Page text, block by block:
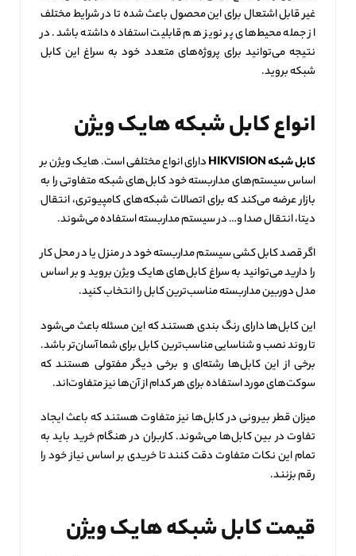
غیر قابل اشتعال برای این محصول باعث شده تا در شرایط مختلف
از جمله محیط‌های پر نویز هم قابلیت استفاده داشته باشد. در
نتیجه می‌توانید برای پروژه‌های متعدد خود به سراغ این کابل
شبکه بروید.
انواع کابل شبکه هایک ویژن
کابل شبکهHIKVISIONدارای انواع مختلفی است. هایک ویژن بر
اساس سیستم‌های مداربسته خود کابل‌های شبکه متفاوتی را به
بازار عرضه می‌کند که برای اتصالات شبکه‌های کامپیوتری، انتقال
دیتا، انتقال صدا و… در سیستم مداربسته استفاده می‌شوند.
اگر قصد کابل کشی سیستم مداربسته خود در منزل یا در محل کار
را دارید می‌توانید به سراغ کابل‌های هایک ویژن بروید و بر اساس
مدل دوربین مداربسته مناسب‌ترین کابل را انتخاب کنید.
این کابل‌ها دارای رنگ بندی هستند که این مسئله باعث می‌شود
تا روند نصب و شناسایی مناسب‌ترین کابل برای شما آسان‌تر باشد.
برخی از این کابل‌ها رشته‌ای و برخی دیگر مفتولی هستند که
سوکت‌های مورد استفاده برای هر کدام از آن‌ها نیز متفاوت‌اند.
میزان قطر بیرونی در کابل‌ها نیز متفاوت هستند که باعث ایجاد
تفاوت در بین کابل‌ها می‌شوند. کاربران در هنگام خرید باید به
تمام این نکات متفاوت دقت کنند تا خریدی بر اساس نیاز خود را
رقم بزنند.
قیمت کابل شبکه هایک ویژن